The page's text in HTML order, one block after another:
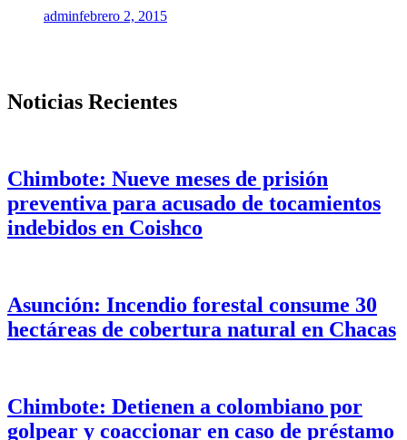
adminfebrero 2, 2015
Noticias Recientes
Chimbote: Nueve meses de prisión
preventiva para acusado de tocamientos
indebidos en Coishco
Asunción: Incendio forestal consume 30
hectáreas de cobertura natural en Chacas
Chimbote: Detienen a colombiano por
golpear y coaccionar en caso de préstamo